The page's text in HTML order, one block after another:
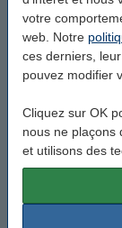
votre
web. Notre
ces derniers,
pouvez modifier
Cliquez sur OK
nous ne plaçons
et utilisons des
TZe-S111
TZe-S121
TZe-S141